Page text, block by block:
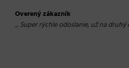
Overený zákazník
„ Super rýchle odoslanie, už na druhý